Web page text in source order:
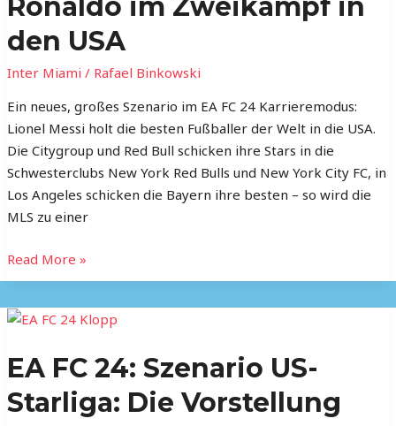
Ronaldo im Zweikampf in
den USA
Inter Miami / Rafael Binkowski
Ein neues, großes Szenario im EA FC 24 Karrieremodus:
Lionel Messi holt die besten Fußballer der Welt in die USA.
Die Citygroup und Red Bull schicken ihre Stars in die
Schwesterclubs New York Red Bulls und New York City FC, in
Los Angeles schicken die Bayern ihre besten – so wird die
MLS zu einer
und
Ronaldo
im
Zweikampf
in
den
USA
Read More »
EA FC 24: Szenario US-
Starliga: Die Vorstellung
EA
24:
Szenario
US-